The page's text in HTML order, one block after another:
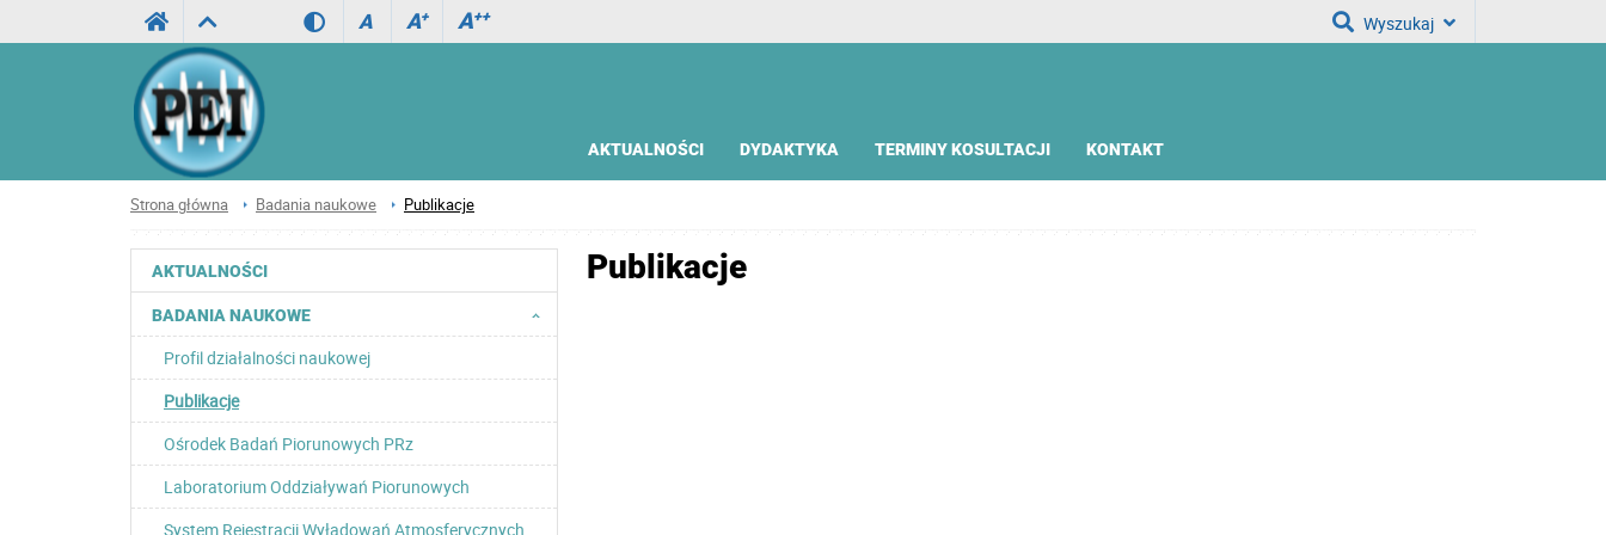
A A+ A++ Wyszukaj
AKTUALNOŚCI DYDAKTYKA TERMINY KOSULTACJI KONTAKT
Strona główna Badania naukowe Publikacje
AKTUALNOŚCI
BADANIA NAUKOWE
Profil działalności naukowej
Publikacje
Ośrodek Badań Piorunowych PRz
Laboratorium Oddziaływań Piorunowych
System Rejestracji Wyładowań Atmosferycznych
Publikacje